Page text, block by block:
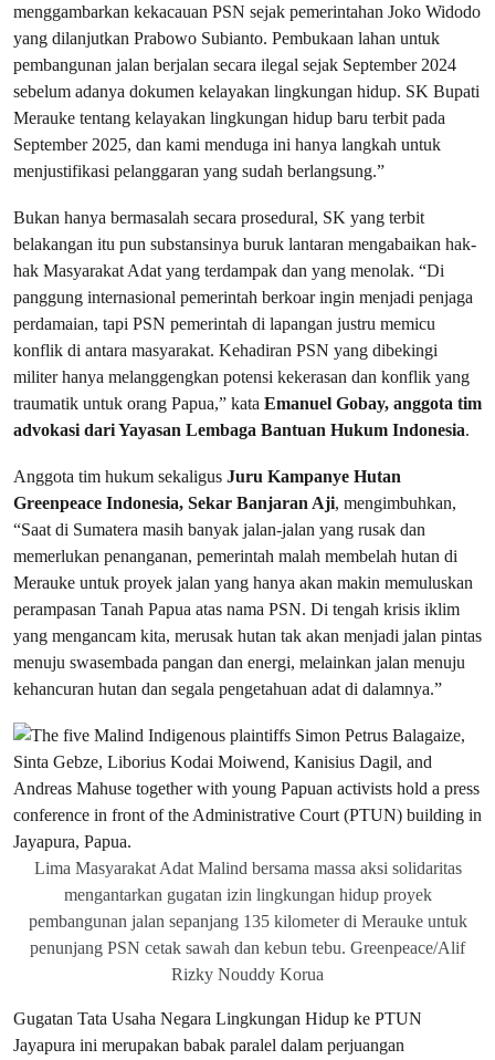
menggambarkan kekacauan PSN sejak pemerintahan Joko Widodo
yang dilanjutkan Prabowo Subianto. Pembukaan lahan untuk
pembangunan jalan berjalan secara ilegal sejak September 2024
sebelum adanya dokumen kelayakan lingkungan hidup. SK Bupati
Merauke tentang kelayakan lingkungan hidup baru terbit pada
September 2025, dan kami menduga ini hanya langkah untuk
menjustifikasi pelanggaran yang sudah berlangsung.”
Bukan hanya bermasalah secara prosedural, SK yang terbit
belakangan itu pun substansinya buruk lantaran mengabaikan hak-
hak Masyarakat Adat yang terdampak dan yang menolak. “Di
panggung internasional pemerintah berkoar ingin menjadi penjaga
perdamaian, tapi PSN pemerintah di lapangan justru memicu
konflik di antara masyarakat. Kehadiran PSN yang dibekingi
militer hanya melanggengkan potensi kekerasan dan konflik yang
traumatik untuk orang Papua,” kata Emanuel Gobay, anggota tim
advokasi dari Yayasan Lembaga Bantuan Hukum Indonesia.
Anggota tim hukum sekaligus Juru Kampanye Hutan
Greenpeace Indonesia, Sekar Banjaran Aji, mengimbuhkan,
“Saat di Sumatera masih banyak jalan-jalan yang rusak dan
memerlukan penanganan, pemerintah malah membelah hutan di
Merauke untuk proyek jalan yang hanya akan makin memuluskan
perampasan Tanah Papua atas nama PSN. Di tengah krisis iklim
yang mengancam kita, merusak hutan tak akan menjadi jalan pintas
menuju swasembada pangan dan energi, melainkan jalan menuju
kehancuran hutan dan segala pengetahuan adat di dalamnya.”
Lima Masyarakat Adat Malind bersama massa aksi solidaritas
mengantarkan gugatan izin lingkungan hidup proyek
pembangunan jalan sepanjang 135 kilometer di Merauke untuk
penunjang PSN cetak sawah dan kebun tebu. Greenpeace/Alif
Rizky Nouddy Korua
Gugatan Tata Usaha Negara Lingkungan Hidup ke PTUN
Jayapura ini merupakan babak paralel dalam perjuangan